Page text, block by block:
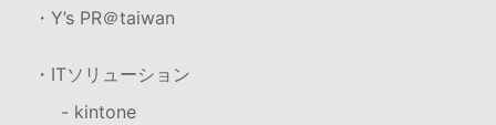
・Y’s PR＠taiwan
・ITソリューション
- kintone